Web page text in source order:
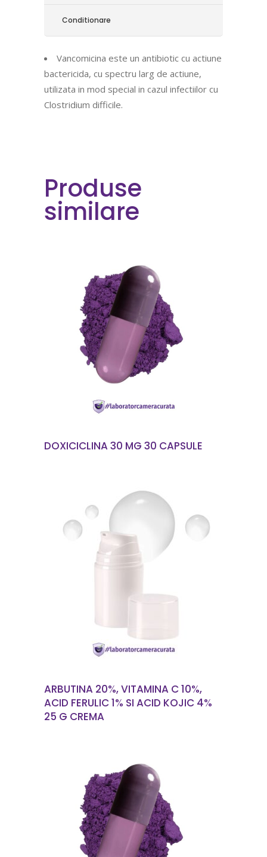
Conditionare
Vancomicina este un antibiotic cu actiune
bactericida, cu spectru larg de actiune,
utilizata in mod special in cazul infectiilor cu
Clostridium difficile.
Produse
similare
CITEȘTE MAI MULT
DOXICICLINA 30 MG 30 CAPSULE
ARBUTINA 20%, VITAMINA C 10%,
ACID FERULIC 1% SI ACID KOJIC 4%
25 G CREMA
CITEȘTE MAI MULT